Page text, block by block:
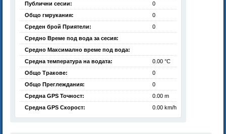
Публични сесии:
0
Общо гмрукания:
0
Среден брой Приятели:
0
Средно Време под вода за сесия:
Средно Максимално време под вода:
Средна температура на водата:
0.00 °C
Общо Тракове:
0
Общо Преглеждания:
0
Средна GPS Точност:
0.00 m
Средна GPS Скорост:
0.00 km/h